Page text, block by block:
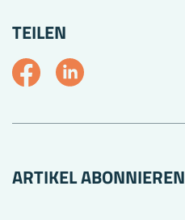
TEILEN
ARTIKEL ABONNIEREN